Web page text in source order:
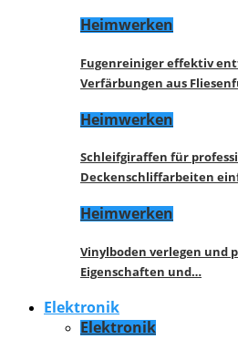
Heimwerken
Fugenreiniger effektiv
Verfärbungen aus
Heimwerken
Schleifgiraffen für
Deckenschliffarbeiten
Heimwerken
Vinylboden verlegen und
Eigenschaften und…
Elektronik
Elektronik